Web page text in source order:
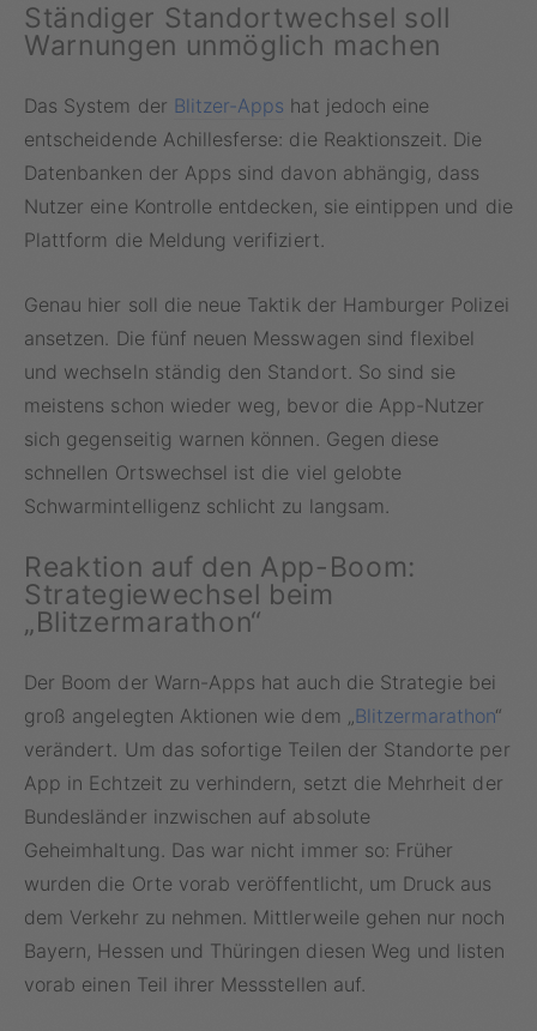
Ständiger Standortwechsel soll
Warnungen unmöglich machen
Das System der Blitzer-Apps hat jedoch eine
entscheidende Achillesferse: die Reaktionszeit. Die
Datenbanken der Apps sind davon abhängig, dass
Nutzer eine Kontrolle entdecken, sie eintippen und die
Plattform die Meldung verifiziert.
Genau hier soll die neue Taktik der Hamburger Polizei
ansetzen. Die fünf neuen Messwagen sind flexibel
und wechseln ständig den Standort. So sind sie
meistens schon wieder weg, bevor die App-Nutzer
sich gegenseitig warnen können. Gegen diese
schnellen Ortswechsel ist die viel gelobte
Schwarmintelligenz schlicht zu langsam.
Reaktion auf den App-Boom:
Strategiewechsel beim
„Blitzermarathon“
Der Boom der Warn-Apps hat auch die Strategie bei
groß angelegten Aktionen wie dem „Blitzermarathon“
verändert. Um das sofortige Teilen der Standorte per
App in Echtzeit zu verhindern, setzt die Mehrheit der
Bundesländer inzwischen auf absolute
Geheimhaltung. Das war nicht immer so: Früher
wurden die Orte vorab veröffentlicht, um Druck aus
dem Verkehr zu nehmen. Mittlerweile gehen nur noch
Bayern, Hessen und Thüringen diesen Weg und listen
vorab einen Teil ihrer Messstellen auf.